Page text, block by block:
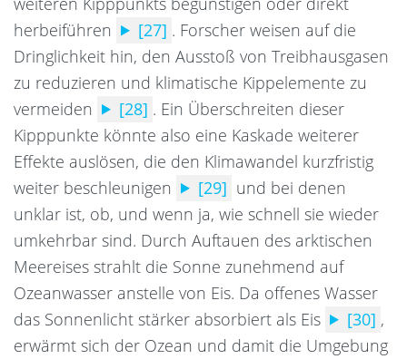
herbeiführen
[27] . Forscher weisen auf die
Dringlichkeit hin, den Ausstoß von Treibhausgasen
zu reduzieren und klimatische Kippelemente zu
vermeiden
[28] . Ein Überschreiten dieser
Kipppunkte könnte also eine Kaskade weiterer
Effekte auslösen, die den Klimawandel kurzfristig
weiter beschleunigen
[29] und bei denen
unklar ist, ob, und wenn ja, wie schnell sie wieder
umkehrbar sind. Durch Auftauen des arktischen
Meereises strahlt die Sonne zunehmend auf
Ozeanwasser anstelle von Eis. Da offenes Wasser
das Sonnenlicht stärker absorbiert als Eis
[30] ,
erwärmt sich der Ozean und damit die Umgebung